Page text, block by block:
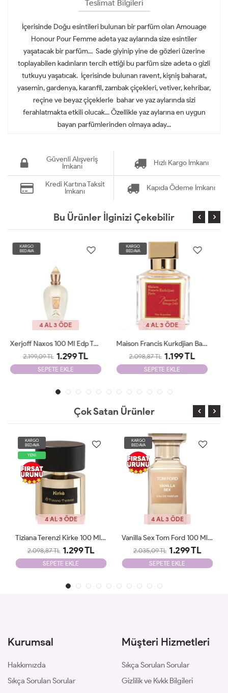
Teslimat Bilgileri
İçerisinde Doğu esintileri bulunan bir parfüm olan Amouage
Honour Pour Femme adeta yaz aylarında size esintiler
yaşatacak bir parfüm... Sade giyinip yine de gözleri üzerine
toplayabilen kadınların tercih ettiği bu parfüm size adeta o gizli
tutkuyu yaşatıcak. İçerisinde bulunan ravent, kişniş baharat,
yasemin, gardenya, karanfil, zambak çiçekleri, vetiver, kehribar,
reçine ve beyaz çiçeklerle bahar ve yaz aylarında sizi
ferahlatmakta etkili olucak... Özellikle yaz aylarına en uygun
bayan parfümlerinden olmaya aday...
Güvenli Alışveriş
İmkanı
Hızlı Kargo İmkanı
Kredi Kartına Taksit
İmkanı
Kapıda Ödeme İmkanı
Bu Ürünler İlginizi Çekebilir
KARGO
BEDAVA
4 AL 3 ÖDE
2.098,87 TL 1.199 TL
SEPETE EKLE
KARGO
BEDAVA
4 AL 3 ÖDE
2.098,87 TL 1.199 TL
SEPETE EKLE
Çok Satan Ürünler
KARGO
BEDAVA
4 AL 3 ÖDE
Vanilla Sex Tom Ford 100 Ml Tester
2.035,09 TL 1.299 TL
SEPETE EKLE
KARGO
BEDAVA
4 AL 3 ÖDE
Vanilla Powder MATİERE PREMİERE 100ml Unisex Tester
2.100,09 TL 1.850 TL
SEPETE EKLE
Kurumsal
Hakkımızda
Sıkça Sorulan Sorular
Müşteri Hizmetleri
Sıkça Sorulan Sorular
Gizlilik ve Kvkk Bilgileri